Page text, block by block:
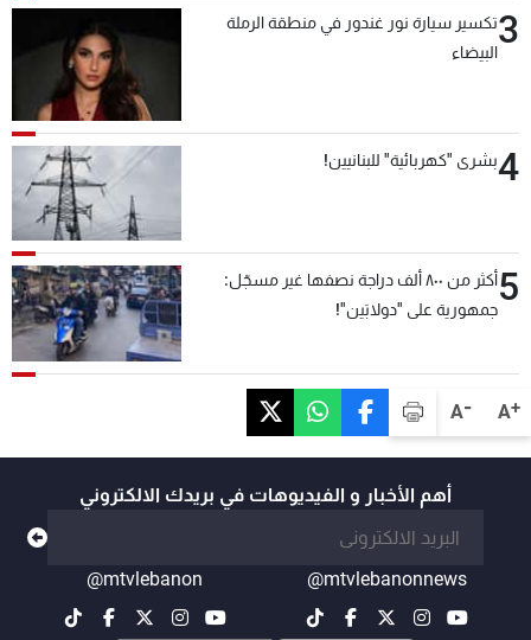
A+
A-
3تكسير سيارة نور غندور في منطقة الرملة
البيضاء
4بشرى "كهربائية" للبنانيين!
5
أكثر من ٨٠٠ ألف دراجة نصفها غير مسجّل:
جمهورية على "دولابَين"!
أهم الأخبار و الفيديوهات في بريدك الالكتروني
@mtvlebanonnews
@mtvlebanon